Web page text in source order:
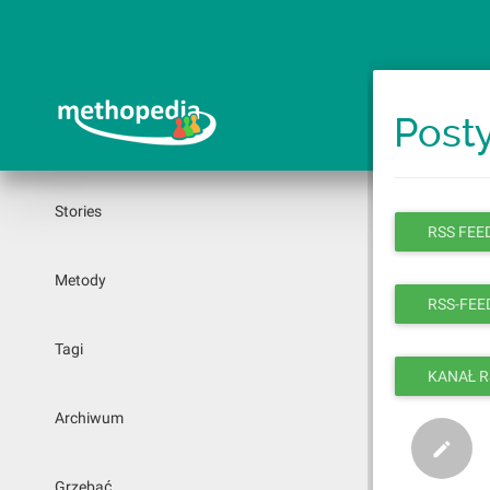
Stories
Metody
Tagi
Archiwum
RSS
RSS-
KANAŁ